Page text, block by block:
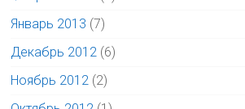
Январь 2013 (7)
Декабрь 2012 (6)
Ноябрь 2012 (2)